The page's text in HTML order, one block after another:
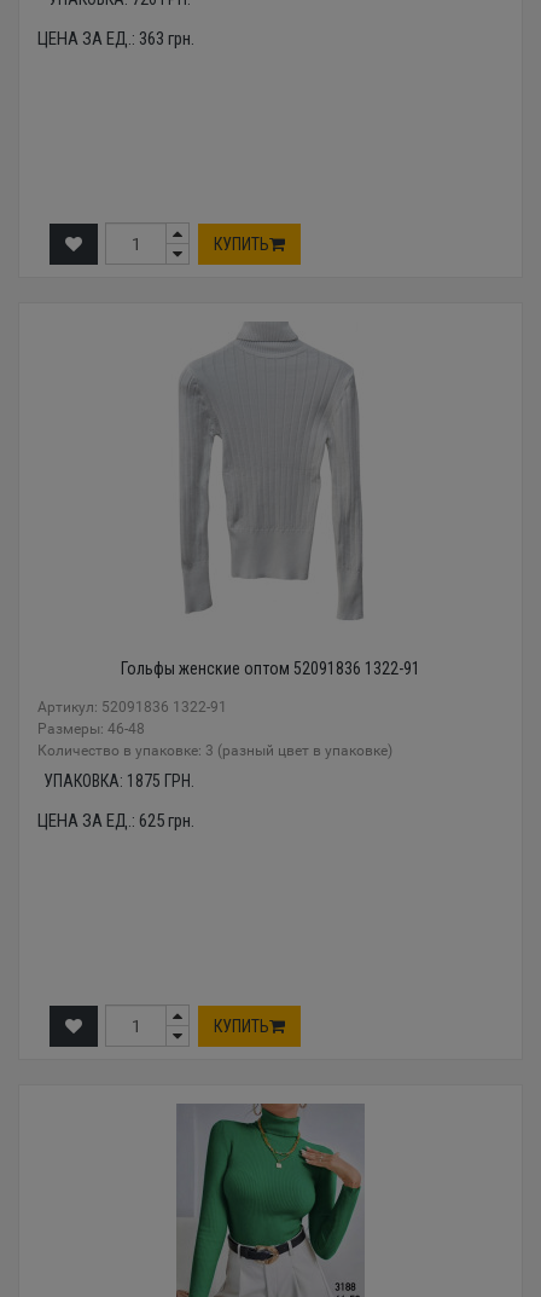
ЦЕНА ЗА ЕД.: 363 грн.
КУПИТЬ
Гольфы женские оптом 52091836 1322-91
Артикул: 52091836 1322-91
Размеры: 46-48
Количество в упаковке: 3 (разный цвет в упаковке)
УПАКОВКА: 1875 ГРН.
ЦЕНА ЗА ЕД.: 625грн.
КУПИТЬ